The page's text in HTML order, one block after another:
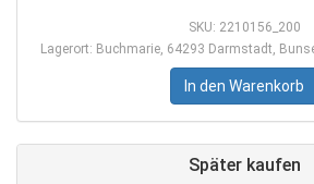
SKU: 2210156_200
Lagerort: Buchmarie, 64293 Darmstadt,
In den Warenkorb
Später kaufen